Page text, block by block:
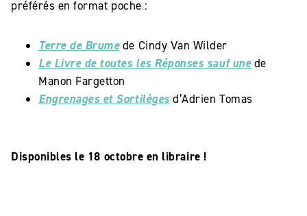
préférés en format poche :
Terre de Brumede Cindy Van Wilder
Le Livre de toutes les Réponses sauf unede
Manon Fargetton
Engrenages et Sortilèges d’Adrien Tomas
Disponibles le 18 octobre en libraire !